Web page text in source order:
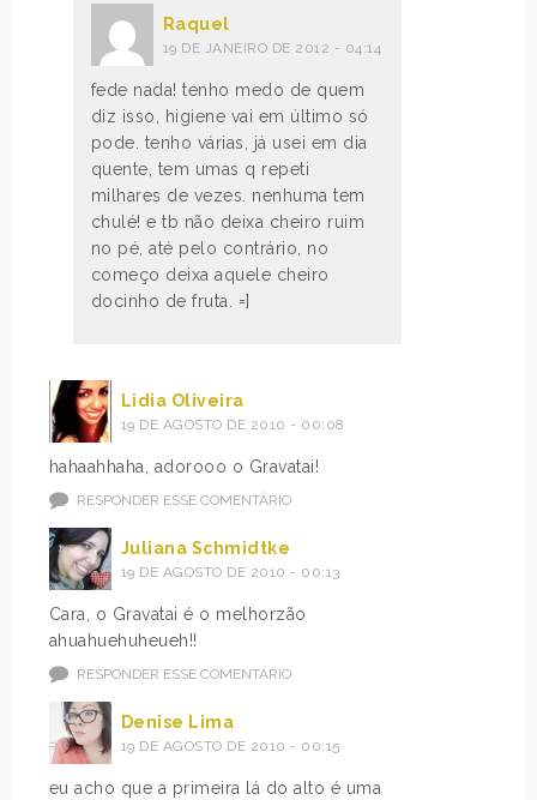
u
e
r
p
d
i
r
u
m
t
e
m
p
u
s
a
r
m
s
n
o
s
s
a
l
t
Raquel
19 DE JANEIRO DE 2012 - 04:14
fede nada! tenho medo de quem
diz isso, higiene vai em último só
pode. tenho várias, já usei em dia
quente, tem umas q repeti
milhares de vezes. nenhuma tem
chulé! e tb não deixa cheiro ruim
no pé, até pelo contrário, no
começo deixa aquele cheiro
docinho de fruta. =]
Lidia Oliveira
19 DE AGOSTO DE 2010 - 00:08
hahaahhaha, adorooo o Gravatai!
RESPONDER ESSE COMENTÁRIO
Juliana Schmidtke
19 DE AGOSTO DE 2010 - 00:13
Cara, o Gravatai é o melhorzão
ahuahuehuheueh!!
RESPONDER ESSE COMENTÁRIO
Denise Lima
19 DE AGOSTO DE 2010 - 00:15
eu acho que a primeira lá do alto é uma